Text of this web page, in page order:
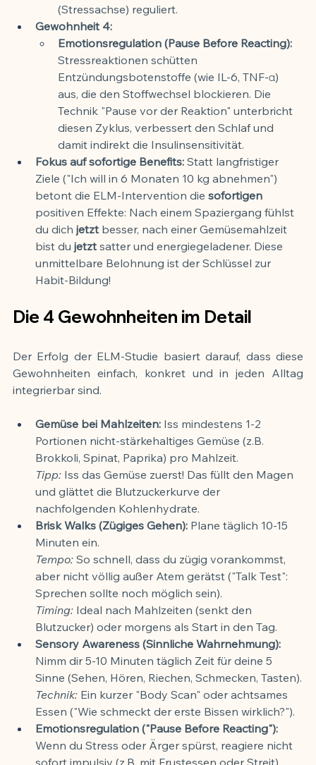
(Stressachse) reguliert.
Gewohnheit 4:
Emotionsregulation (Pause Before Reacting):
Stressreaktionen schütten
Entzündungsbotenstoffe (wie IL-6, TNF-α)
aus, die den Stoffwechsel blockieren. Die
Technik "Pause vor der Reaktion" unterbricht
diesen Zyklus, verbessert den Schlaf und
damit indirekt die Insulinsensitivität.
Fokus auf sofortige Benefits: Statt langfristiger
Ziele ("Ich will in 6 Monaten 10 kg abnehmen")
betont die ELM-Intervention die sofortigen
positiven Effekte: Nach einem Spaziergang fühlst
du dich jetzt besser, nach einer Gemüsemahlzeit
bist du jetzt satter und energiegeladener. Diese
unmittelbare Belohnung ist der Schlüssel zur
Habit-Bildung!
Die 4 Gewohnheiten im Detail
Der Erfolg der ELM-Studie basiert darauf, dass diese
Gewohnheiten einfach, konkret und in jeden Alltag
integrierbar sind.
Gemüse bei Mahlzeiten: Iss mindestens 1-2
Portionen nicht-stärkehaltiges Gemüse (z.B.
Brokkoli, Spinat, Paprika) pro Mahlzeit.
Tipp: Iss das Gemüse zuerst! Das füllt den Magen
und glättet die Blutzuckerkurve der
nachfolgenden Kohlenhydrate.
Brisk Walks (Zügiges Gehen): Plane täglich 10-15
Minuten ein.
Tempo: So schnell, dass du zügig vorankommst,
aber nicht völlig außer Atem gerätst ("Talk Test":
Sprechen sollte noch möglich sein).
Timing: Ideal nach Mahlzeiten (senkt den
Blutzucker) oder morgens als Start in den Tag.
Sensory Awareness (Sinnliche Wahrnehmung):
Nimm dir 5-10 Minuten täglich Zeit für deine 5
Sinne (Sehen, Hören, Riechen, Schmecken, Tasten).
Technik: Ein kurzer "Body Scan" oder achtsames
Essen ("Wie schmeckt der erste Bissen wirklich?").
Emotionsregulation ("Pause Before Reacting"):
Wenn du Stress oder Ärger spürst, reagiere nicht
sofort impulsiv (z.B. mit Frustessen oder Streit).